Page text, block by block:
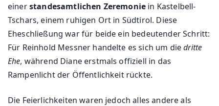
einerstandesamtlichen Zeremonie in Kastelbell-
Tschars, einem ruhigen Ort in Südtirol. Diese
Eheschließung war für beide ein bedeutender Schritt:
Für Reinhold Messner handelte es sich um diedritte
Ehe, während Diane erstmals offiziell in das
Rampenlicht der Öffentlichkeit rückte.
Die Feierlichkeiten waren jedoch alles andere als